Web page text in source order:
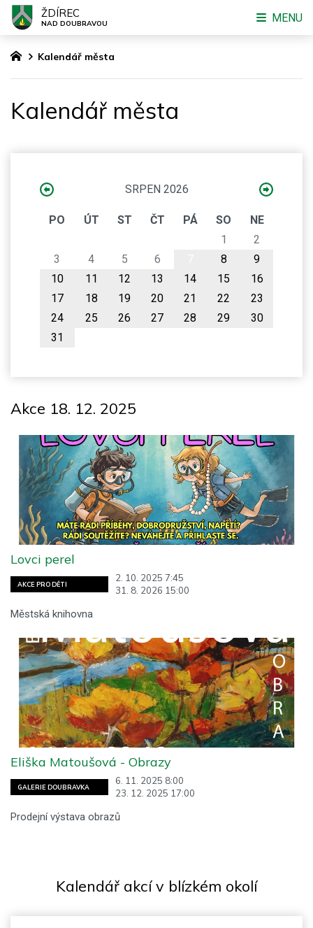
Kalendář města
Kalendář města
SRPEN 2026
PO ÚT ST ČT PÁ SO
NE
1
2
3
4 5 6 8
9
10
11 12 13 14 15
16
17
18 19 20 21 22
23
24
25 26 27 28 29
30
31
Akce 18. 12. 2025
AKCE PRO DĚTI
2. 10. 2025 7:45
31. 8. 2026 15:00
Lovci perel
Městská knihovna
GALERIE DOUBRAVKA
6. 11. 2025 8:00
23. 12. 2025 17:00
Eliška Matoušová - Obrazy
Prodejní výstava obrazů
Kalendář akcí v blízkém okolí
ŽDÍREC
NAD DOUBRAVOU MENU